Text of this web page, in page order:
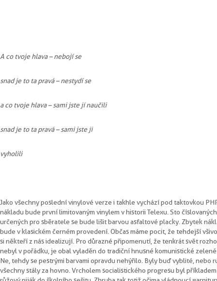
A co tvoje hlava – nebojí se
snad je to ta pravá – nestydí se
a co tvoje hlava – sami jste jí naučili
snad je to ta pravá – sami jste ji
vyholili
Jako všechny poslední vinylové verze i takhle vychází pod taktovkou
nákladu bude první limitovaným vinylem v historii Telexu. Sto
určených pro sběratele se bude lišit barvou asfaltové placky. Zbytek
bude v klasickém černém provedení. Občas máme pocit, že tehdejší
si někteří z nás idealizují. Pro důrazné připomenutí, že tenkrát svět
nebyl v pořádku, je obal vyladěn do tradiční hnusné komunistické
Ne, tehdy se pestrými barvami opravdu nehýřilo. Byly buď vyblité, nebo
všechny stály za hovno. Vrcholem socialistického progresu byl